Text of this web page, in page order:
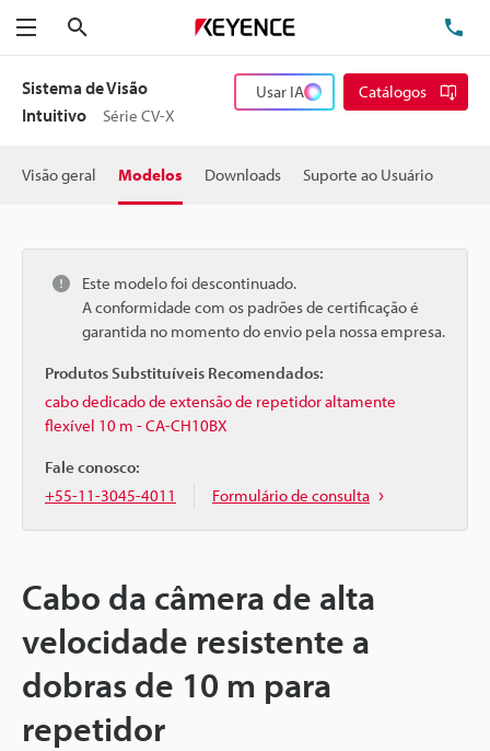
Menu
Sistema de Visão
Intuitivo
Série CV-X
Usar IA Catálogos
Visão geral Modelos Downloads Suporte ao Usuário
Este modelo foi descontinuado.
A conformidade com os padrões de certificação é
garantida no momento do envio pela nossa empresa.
Produtos Substituíveis Recomendados:
cabo dedicado de extensão de repetidor altamente
flexível 10 m - CA-CH10BX
Fale conosco:
+55-11-3045-4011
Formulário de consulta
Cabo da câmera de alta
velocidade resistente a
dobras de 10 m para
repetidor